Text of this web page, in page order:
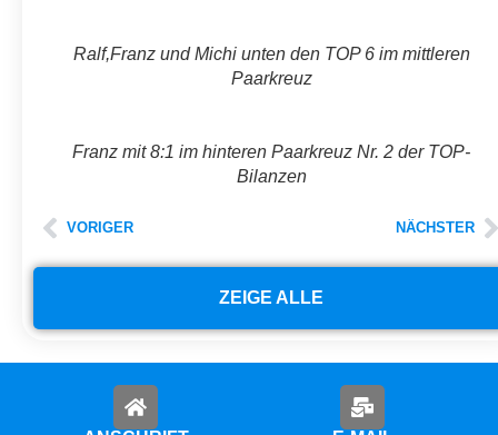
Ralf,Franz und Michi unten den TOP 6 im mittleren
Paarkreuz
Franz mit 8:1 im hinteren Paarkreuz Nr. 2 der TOP-
Bilanzen
VORIGER NÄCHSTER
ZEIGE ALLE